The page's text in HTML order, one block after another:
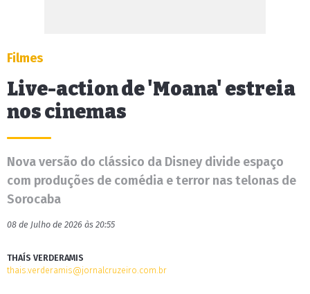
Filmes
Live-action de 'Moana' estreia
nos cinemas
Nova versão do clássico da Disney divide espaço
com produções de comédia e terror nas telonas de
Sorocaba
08 de Julho de 2026 às 20:55
THAÍS VERDERAMIS
thais.verderamis@jornalcruzeiro.com.br